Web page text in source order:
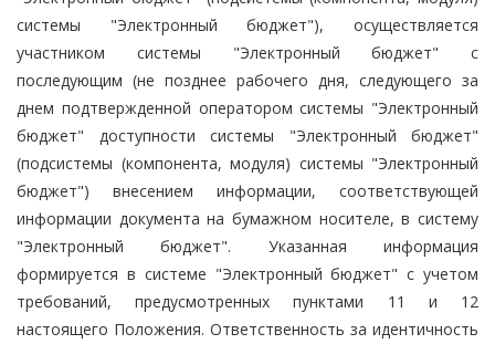
системы "Электронный бюджет"), осуществляется
участником системы "Электронный бюджет" с
последующим (не позднее рабочего дня, следующего за
днем подтвержденной оператором системы "Электронный
бюджет" доступности системы "Электронный бюджет"
(подсистемы (компонента, модуля) системы "Электронный
бюджет") внесением информации, соответствующей
информации документа на бумажном носителе, в систему
"Электронный бюджет". Указанная информация
формируется в системе "Электронный бюджет" с учетом
требований, предусмотренных пунктами 11 и 12
настоящего Положения. Ответственность за идентичность